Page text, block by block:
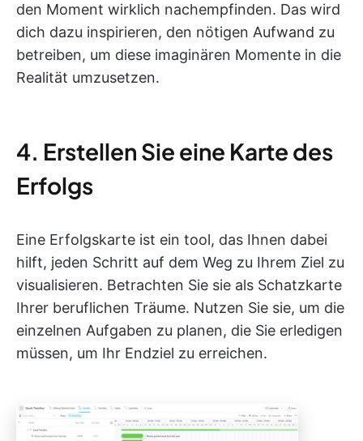
den Moment wirklich nachempfinden. Das wird
dich dazu inspirieren, den nötigen Aufwand zu
betreiben, um diese imaginären Momente in die
Realität umzusetzen.
4. Erstellen Sie eine Karte des
Erfolgs
Eine Erfolgskarte ist ein tool, das Ihnen dabei
hilft, jeden Schritt auf dem Weg zu Ihrem Ziel zu
visualisieren. Betrachten Sie sie als Schatzkarte
Ihrer beruflichen Träume. Nutzen Sie sie, um die
einzelnen Aufgaben zu planen, die Sie erledigen
müssen, um Ihr Endziel zu erreichen.